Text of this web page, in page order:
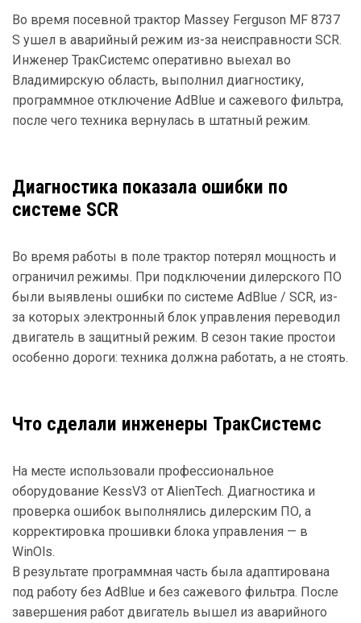
Во время посевной трактор Massey Ferguson MF 8737
S ушел в аварийный режим из-за неисправности SCR.
Инженер ТракСистемс оперативно выехал во
Владимирскую область, выполнил диагностику,
программное отключение AdBlue и сажевого фильтра,
после чего техника вернулась в штатный режим.
Диагностика показала ошибки по
системе SCR
Во время работы в поле трактор потерял мощность и
ограничил режимы. При подключении дилерского ПО
были выявлены ошибки по системе AdBlue / SCR, из-
за которых электронный блок управления переводил
двигатель в защитный режим. В сезон такие простои
особенно дороги: техника должна работать, а не стоять.
Что сделали инженеры ТракСистемс
На месте использовали профессиональное
оборудование KessV3 от AlienTech. Диагностика и
проверка ошибок выполнялись дилерским ПО, а
корректировка прошивки блока управления — в
WinOls.
В результате программная часть была адаптирована
под работу без AdBlue и без сажевого фильтра. После
завершения работ двигатель вышел из аварийного